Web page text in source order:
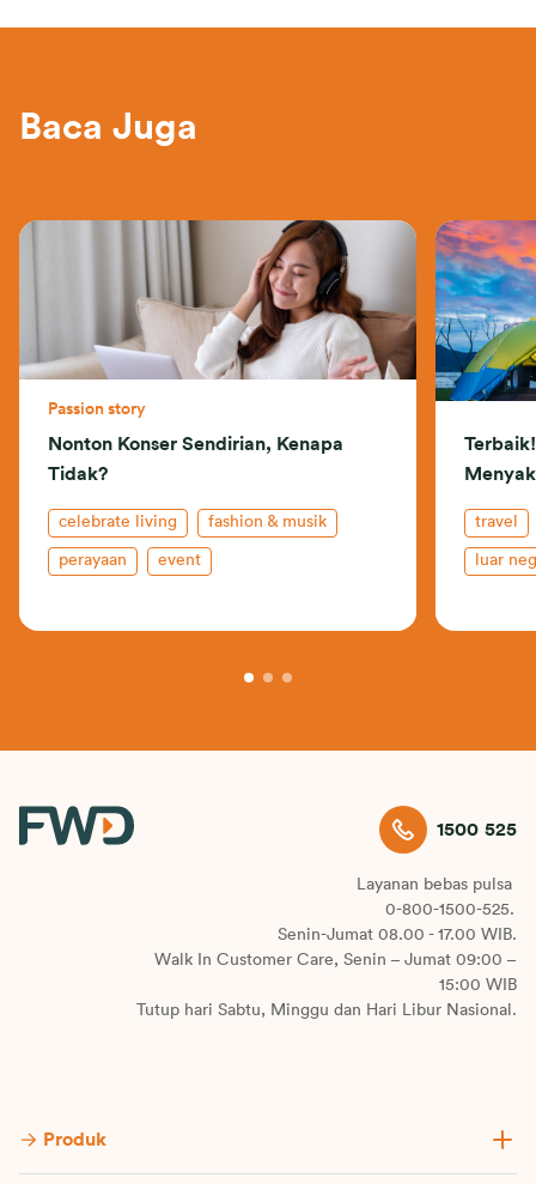
Baca Juga
Passion story
Nonton Konser Sendirian, Kenapa
Tidak?
celebrate living fashion & musik
perayaan event
travel
luar
1500 525
Layanan bebas pulsa
0-800-1500-525.
Senin-Jumat 08.00 - 17.00 WIB.
Walk In Customer Care, Senin – Jumat 09:00 –
15:00 WIB
Tutup hari Sabtu, Minggu dan Hari Libur Nasional.
Produk